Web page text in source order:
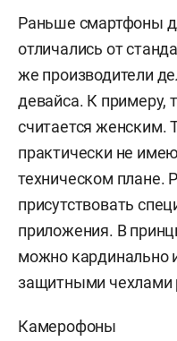
Раньше смартфоны
отличались от
же производители
девайса. К примеру,
считается женским.
практически не
техническом плане.
присутствовать
приложения. В
можно кардинально
защитными чехлами
Камерофоны